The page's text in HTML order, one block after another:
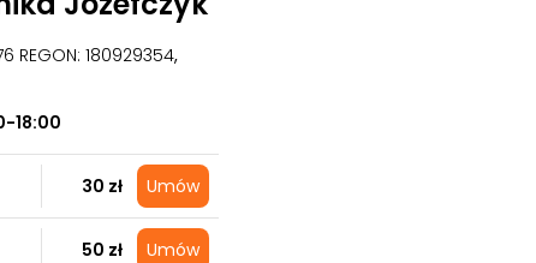
REGON: 180929354,
18:00
30 zł Umów
50 zł Umów